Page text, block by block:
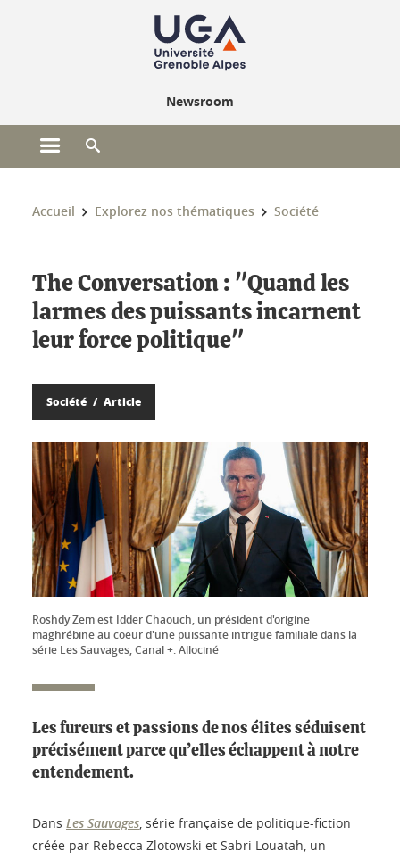
Newsroom
Ouvrir le menu principal
Vous êtes ici :
Accueil Explorez nos thématiques Société
The Conversation : "Quand les
larmes des puissants incarnent
leur force politique"
Société Article
Roshdy Zem est Idder Chaouch, un président d'origine
maghrébine au coeur d'une puissante intrigue familiale dans la
série Les Sauvages, Canal +. Allociné
Les fureurs et passions de nos élites séduisent
précisément parce qu’elles échappent à notre
entendement.
Dans Les Sauvages, série française de politique-fiction
créée par Rebecca Zlotowski et Sabri Louatah, un